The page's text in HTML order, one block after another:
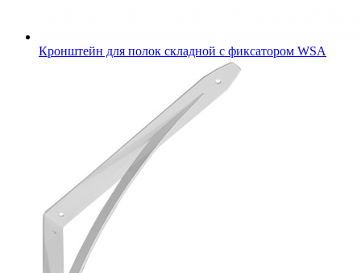
Кронштейн для полок складной с фиксатором WSА